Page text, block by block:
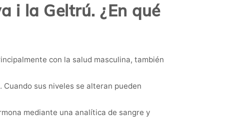
i la Geltrú. ¿En qué
con la salud masculina, también
sus niveles se alteran pueden
mediante una analítica de sangre y